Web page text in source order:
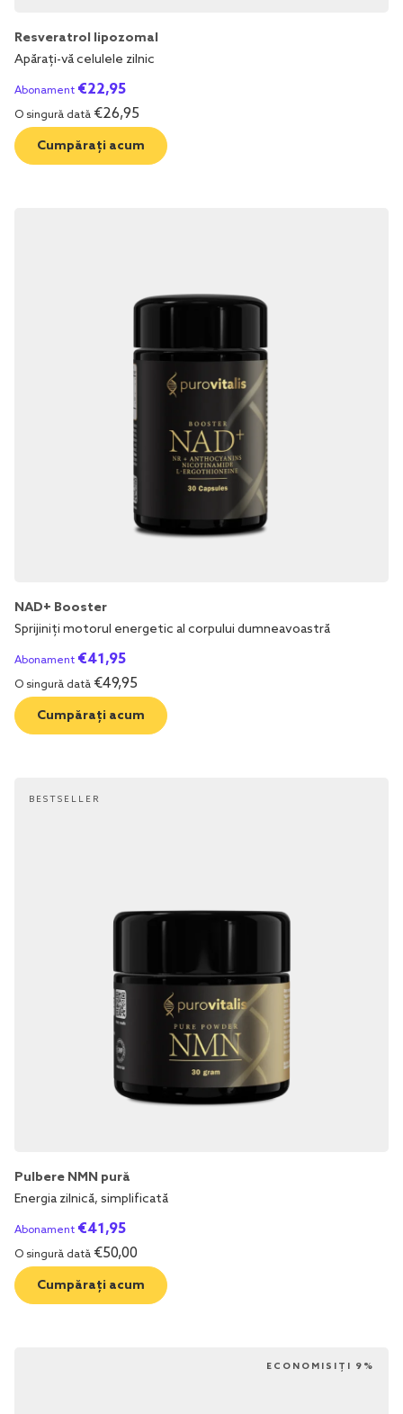
Resveratrol lipozomal
Apărați-vă celulele zilnic
Abonament €22,95
O singură dată €26,95
Cumpărați acum
NAD+ Booster
Sprijiniți motorul energetic al corpului dumneavoastră
Abonament €41,95
O singură dată €49,95
Cumpărați acum
BESTSELLER
Pulbere NMN pură
Energia zilnică, simplificată
Abonament €41,95
O singură dată €50,00
Cumpărați acum
ECONOMISIȚI 9%